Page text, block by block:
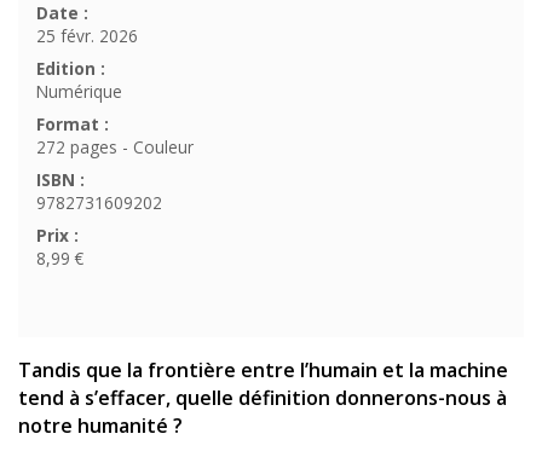
Date :
25 févr. 2026
Edition :
Numérique
Format :
272 pages - Couleur
ISBN :
9782731609202
Prix :
8,99 €
Tandis que la frontière entre l’humain et la machine
tend à s’effacer, quelle définition donnerons-nous à
notre humanité ?